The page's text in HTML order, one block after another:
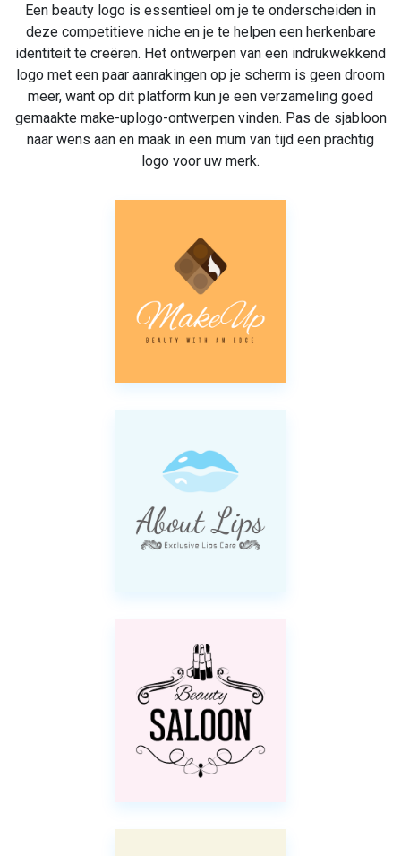
Een beauty logo is essentieel om je te onderscheiden in
deze competitieve niche en je te helpen een herkenbare
identiteit te creëren. Het ontwerpen van een indrukwekkend
logo met een paar aanrakingen op je scherm is geen droom
meer, want op dit platform kun je een verzameling goed
gemaakte make-uplogo-ontwerpen vinden. Pas de sjabloon
naar wens aan en maak in een mum van tijd een prachtig
logo voor uw merk.